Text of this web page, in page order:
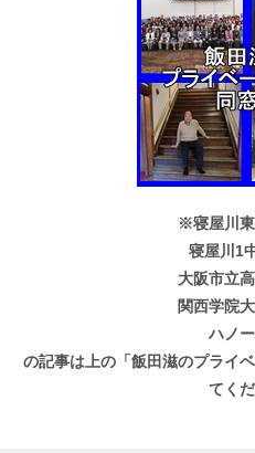
※寝屋川
寝屋川1
大阪市立
関西学院
ハノ
の記事は上の「飯田滋のプライ
てく